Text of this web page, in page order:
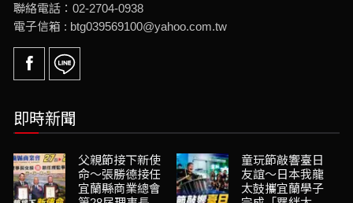
聯絡電話：02-2704-0938
電子信箱 : btg039569100@yahoo.com.tw
即時新聞
父親節接下新使
命～張勝德接任
宜蘭縣商業總會
童玩節敲響臺日
友誼～日本我龍
太鼓攜宜蘭學子